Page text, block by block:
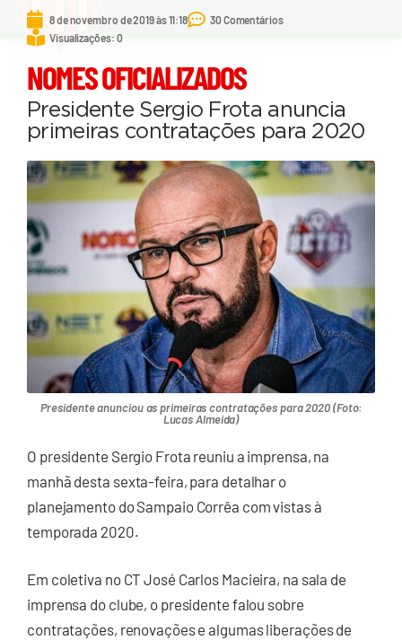
8 de novembro de 2019 às 11:18
30 Comentários
Visualizações: 0
NOMES OFICIALIZADOS
Presidente Sergio Frota anuncia
primeiras contratações para 2020
Presidente anunciou as primeiras contratações para 2020 (Foto:
Lucas Almeida)
O presidente Sergio Frota reuniu a imprensa, na
manhã desta sexta-feira, para detalhar o
planejamento do Sampaio Corrêa com vistas à
temporada 2020.
Em coletiva no CT José Carlos Macieira, na sala de
imprensa do clube, o presidente falou sobre
contratações, renovações e algumas liberações de